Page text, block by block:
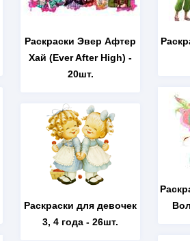
Раскраски Эвер Афтер
Хай (Ever After High) -
20шт.
Раскраски для девочек
3, 4 года - 26шт.